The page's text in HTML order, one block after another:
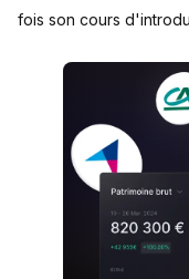
fois son cours